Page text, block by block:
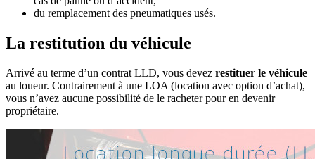
du remplacement des pneumatiques usés.
La restitution du véhicule
Arrivé au terme d’un contrat LLD, vous devez restituer le véhicule
au loueur. Contrairement à une LOA (location avec option d’achat),
vous n’avez aucune possibilité de le racheter pour en devenir
propriétaire.